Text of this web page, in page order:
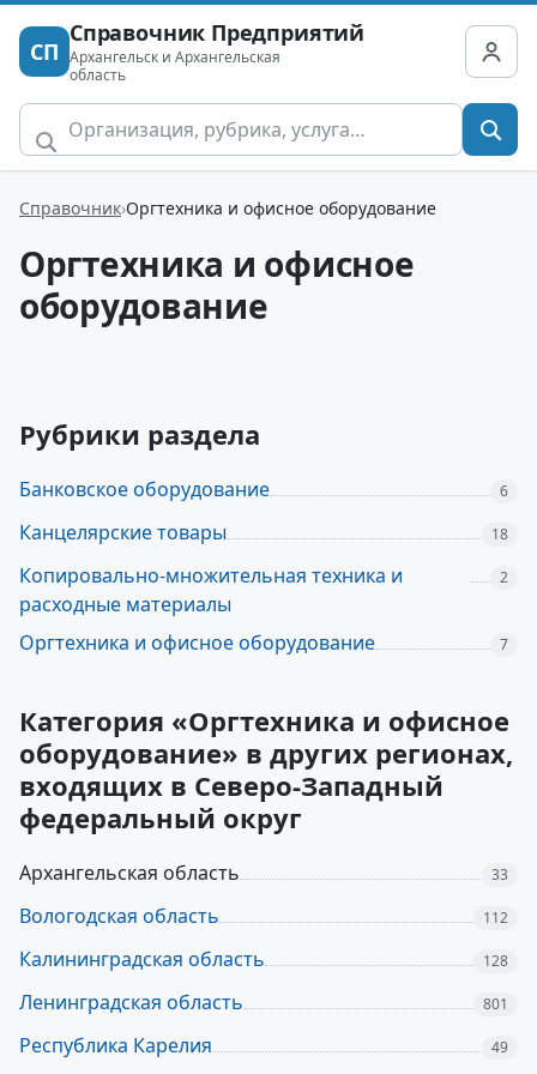
СП
Справочник Предприятий
Архангельск и Архангельская
область
Справочник Оргтехника и офисное оборудование
Оргтехника и офисное
оборудование
Рубрики раздела
Банковское оборудование 6
Канцелярские товары 18
Копировально-множительная техника и
расходные материалы
2
Оргтехника и офисное оборудование 7
Категория «Оргтехника и офисное
оборудование» в других регионах,
входящих в Северо-Западный
федеральный округ
Архангельская область 33
Вологодская область 112
Калининградская область 128
Ленинградская область 801
Республика Карелия 49